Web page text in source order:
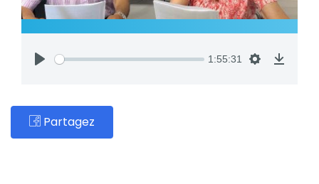
1:55:31
Partagez